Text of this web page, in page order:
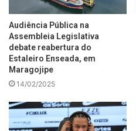
Audiência Pública na
Assembleia Legislativa
debate reabertura do
Estaleiro Enseada, em
Maragojipe
14/02/2025